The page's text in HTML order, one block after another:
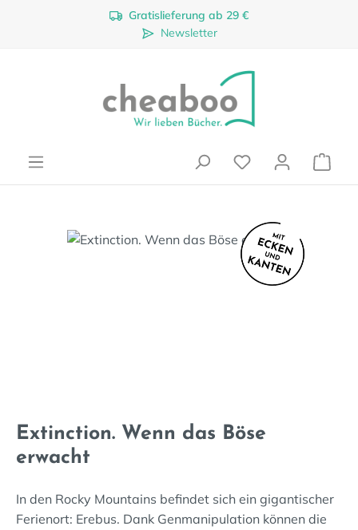
Zum Hauptinhalt springenGratislieferung ab 29 €
Newsletter
Bildergalerie überspringen
Extinction. Wenn das Böse
erwacht
In den Rocky Mountains befindet sich ein gigantischer
Ferienort: Erebus. Dank Genmanipulation können die